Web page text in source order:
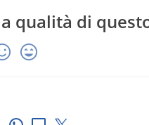
qualità di